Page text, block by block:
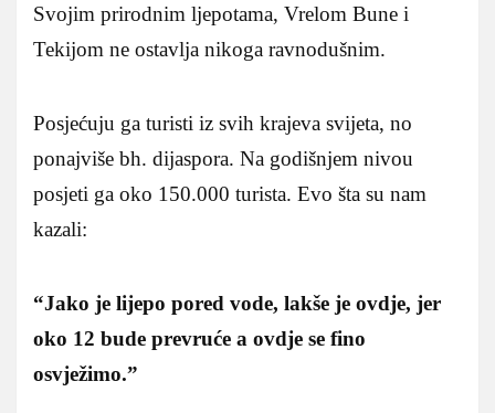
Svojim prirodnim ljepotama, Vrelom Bune i
Tekijom ne ostavlja nikoga ravnodušnim.
Posjećuju ga turisti iz svih krajeva svijeta, no
ponajviše bh. dijaspora. Na godišnjem nivou
posjeti ga oko 150.000 turista. Evo šta su nam
kazali:
“Jako je lijepo pored vode, lakše je ovdje, jer
oko 12 bude prevruće a ovdje se fino
osvježimo.”